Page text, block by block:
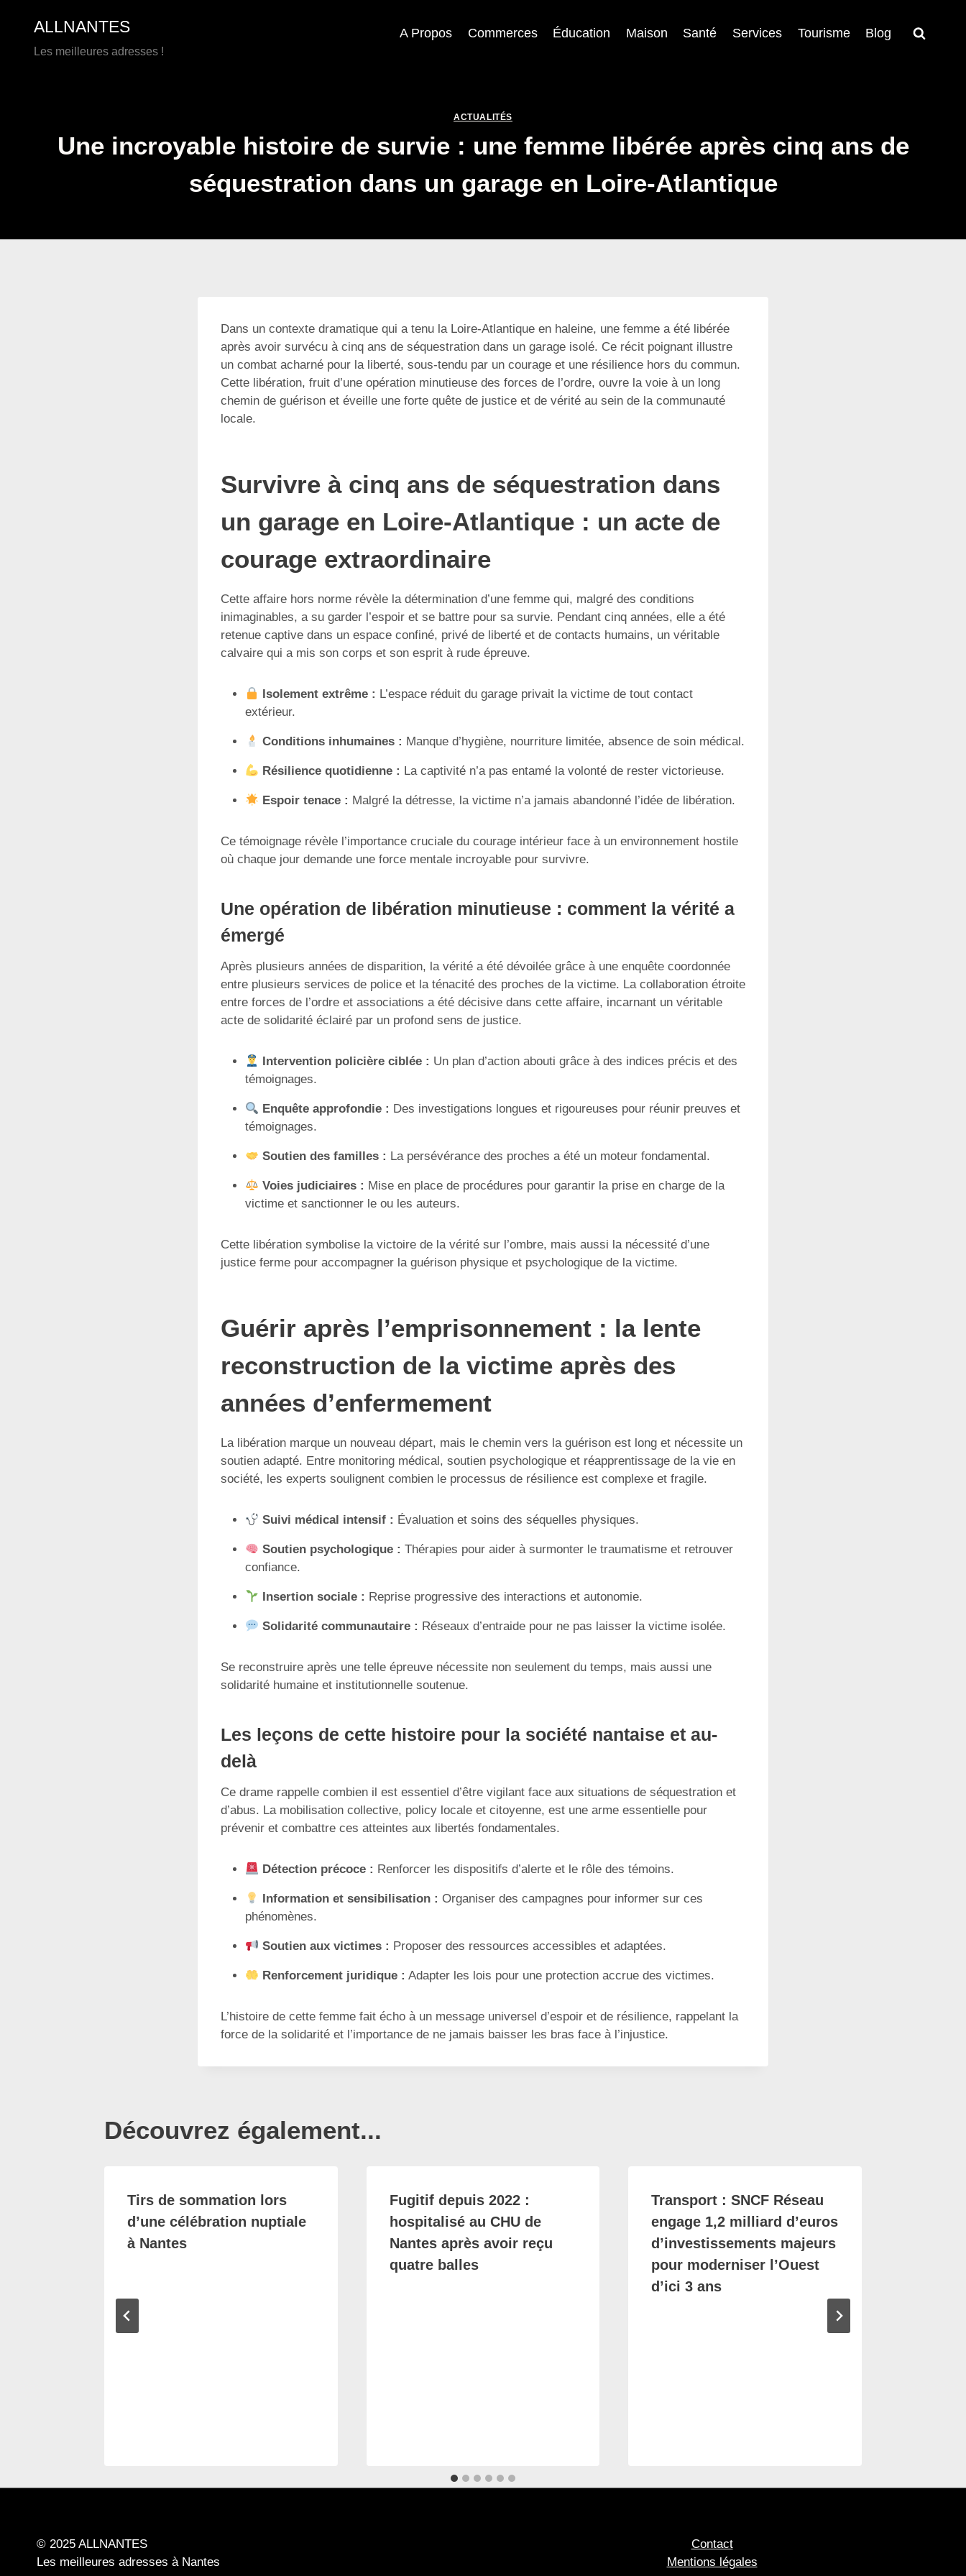
contenu
ALLNANTES
Les meilleures adresses !
A Propos Commerces Éducation Maison Santé Services Tourisme Blog
ACTUALITÉS
Une incroyable histoire de survie : une femme libérée après cinq ans de
séquestration dans un garage en Loire-Atlantique
Dans un contexte dramatique qui a tenu la Loire-Atlantique en haleine, une femme a été libérée
après avoir survécu à cinq ans de séquestration dans un garage isolé. Ce récit poignant illustre
un combat acharné pour la liberté, sous-tendu par un courage et une résilience hors du commun.
Cette libération, fruit d’une opération minutieuse des forces de l’ordre, ouvre la voie à un long
chemin de guérison et éveille une forte quête de justice et de vérité au sein de la communauté
locale.
Survivre à cinq ans de séquestration dans
un garage en Loire-Atlantique : un acte de
courage extraordinaire
Cette affaire hors norme révèle la détermination d’une femme qui, malgré des conditions
inimaginables, a su garder l’espoir et se battre pour sa survie. Pendant cinq années, elle a été
retenue captive dans un espace confiné, privé de liberté et de contacts humains, un véritable
calvaire qui a mis son corps et son esprit à rude épreuve.
Isolement extrême : L’espace réduit du garage privait la victime de tout contact
extérieur.
Conditions inhumaines : Manque d’hygiène, nourriture limitée, absence de soin médical.
Résilience quotidienne : La captivité n’a pas entamé la volonté de rester victorieuse.
Espoir tenace : Malgré la détresse, la victime n’a jamais abandonné l’idée de libération.
Ce témoignage révèle l’importance cruciale du courage intérieur face à un environnement hostile
où chaque jour demande une force mentale incroyable pour survivre.
Une opération de libération minutieuse : comment la vérité a
émergé
Après plusieurs années de disparition, la vérité a été dévoilée grâce à une enquête coordonnée
entre plusieurs services de police et la ténacité des proches de la victime. La collaboration étroite
entre forces de l’ordre et associations a été décisive dans cette affaire, incarnant un véritable
acte de solidarité éclairé par un profond sens de justice.
Intervention policière ciblée : Un plan d’action abouti grâce à des indices précis et des
témoignages.
Enquête approfondie : Des investigations longues et rigoureuses pour réunir preuves et
témoignages.
Soutien des familles : La persévérance des proches a été un moteur fondamental.
Voies judiciaires : Mise en place de procédures pour garantir la prise en charge de la
victime et sanctionner le ou les auteurs.
Cette libération symbolise la victoire de la vérité sur l’ombre, mais aussi la nécessité d’une
justice ferme pour accompagner la guérison physique et psychologique de la victime.
Guérir après l’emprisonnement : la lente
reconstruction de la victime après des
années d’enfermement
La libération marque un nouveau départ, mais le chemin vers la guérison est long et nécessite un
soutien adapté. Entre monitoring médical, soutien psychologique et réapprentissage de la vie en
société, les experts soulignent combien le processus de résilience est complexe et fragile.
Suivi médical intensif : Évaluation et soins des séquelles physiques.
Soutien psychologique : Thérapies pour aider à surmonter le traumatisme et retrouver
confiance.
Insertion sociale : Reprise progressive des interactions et autonomie.
Solidarité communautaire : Réseaux d’entraide pour ne pas laisser la victime isolée.
Se reconstruire après une telle épreuve nécessite non seulement du temps, mais aussi une
solidarité humaine et institutionnelle soutenue.
Les leçons de cette histoire pour la société nantaise et au-
delà
Ce drame rappelle combien il est essentiel d’être vigilant face aux situations de séquestration et
d’abus. La mobilisation collective, policy locale et citoyenne, est une arme essentielle pour
prévenir et combattre ces atteintes aux libertés fondamentales.
Détection précoce : Renforcer les dispositifs d’alerte et le rôle des témoins.
Information et sensibilisation : Organiser des campagnes pour informer sur ces
phénomènes.
Soutien aux victimes : Proposer des ressources accessibles et adaptées.
Renforcement juridique : Adapter les lois pour une protection accrue des victimes.
L’histoire de cette femme fait écho à un message universel d’espoir et de résilience, rappelant la
force de la solidarité et l’importance de ne jamais baisser les bras face à l’injustice.
Découvrez également...
Tirs de sommation lors
d’une célébration nuptiale
à Nantes
Fugitif depuis 2022 :
hospitalisé au CHU de
Nantes après avoir reçu
quatre balles
Transport : SNCF Réseau
engage 1,2 milliard d’euros
d’investissements majeurs
pour moderniser l’Ouest
d’ici 3 ans
© 2025 ALLNANTES
Les meilleures adresses à Nantes
Contact
Mentions légales